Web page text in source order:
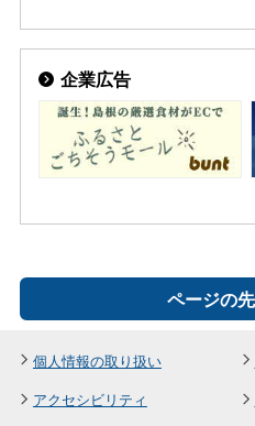
企業広告
ページの
個人情報の取り扱い
アクセシビリティ